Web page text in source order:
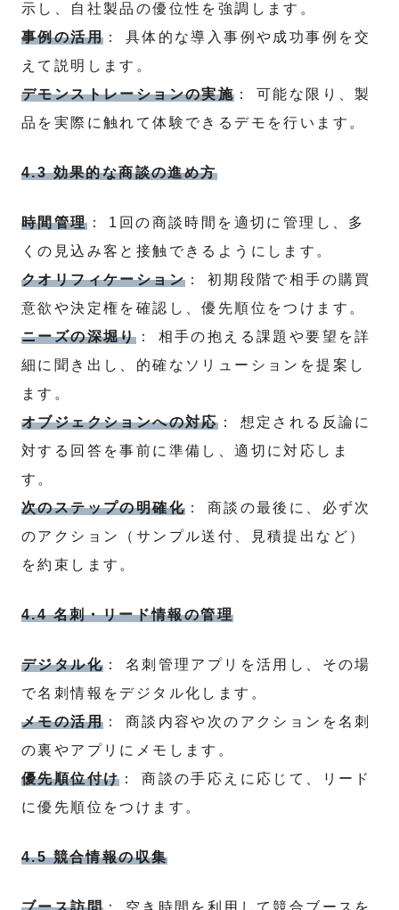
示し、自社製品の優位性を強調します。
事例の活用 ： 具体的な導入事例や成功事例を交
えて説明します。
デモンストレーションの実施 ： 可能な限り、製
品を実際に触れて体験できるデモを行います。
4.3 効果的な商談の進め方
時間管理： 1回の商談時間を適切に管理し、多
くの見込み客と接触できるようにします。
クオリフィケーション ： 初期段階で相手の購買
意欲や決定権を確認し、優先順位をつけます。
ニーズの深堀り： 相手の抱える課題や要望を詳
細に聞き出し、的確なソリューションを提案し
ます。
オブジェクションへの対応： 想定される反論に
対する回答を事前に準備し、適切に対応しま
す。
次のステップの明確化 ： 商談の最後に、必ず次
のアクション（サンプル送付、見積提出など）
を約束します。
4.4 名刺・リード情報の管理
デジタル化 ： 名刺管理アプリを活用し、その場
で名刺情報をデジタル化します。
メモの活用 ： 商談内容や次のアクションを名刺
の裏やアプリにメモします。
優先順位付け ： 商談の手応えに応じて、リード
に優先順位をつけます。
4.5 競合情報の収集
ブース訪問 ： 空き時間を利用して競合ブースを